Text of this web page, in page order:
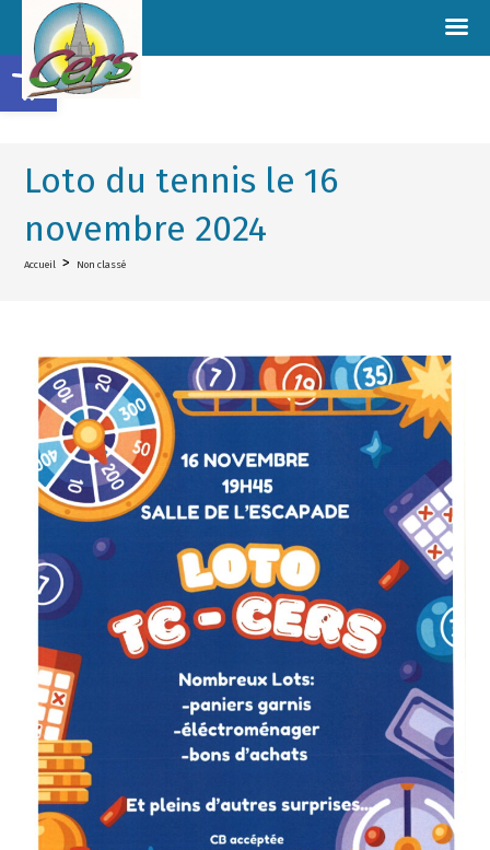
Loto du tennis le 16
novembre 2024
Accueil > Non classé
Ouvrir la barre d’outils